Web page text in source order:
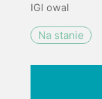
IGI owal
Na stanie